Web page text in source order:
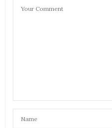
23 JANVIER 2020 À 14 H 48 MIN
Dommage qu’il y